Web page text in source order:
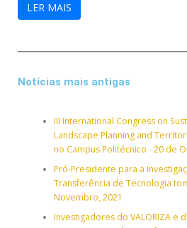
LER MAIS
Notícias mais antigas
III International Congress on
Landscape Planning and
no Campus Politécnico - 20 de
Pró-Presidente para a
Transferência de Tecnologia
Novembro, 2021
Investigadores do VALORIZA e